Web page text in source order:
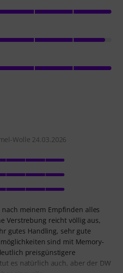
Wolle 24.03.2026
meinem Empfinden alles
Verstrebung reicht völlig aus,
gutes Handling, sehr gute
sind mit Memory-
preisgünstigere
es natürlich auch, aber der DW